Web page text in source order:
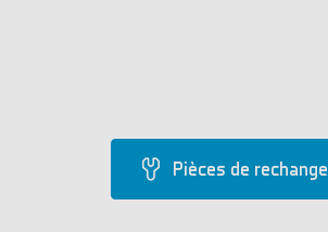
Pièces de rechange